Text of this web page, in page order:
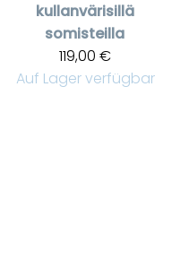
kullanvärisillä
somisteilla
119,00 €
Auf Lager verfügbar